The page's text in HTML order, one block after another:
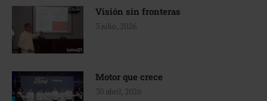
Visión sin fronteras
3 julio, 2026
Motor que crece
30 abril, 2026